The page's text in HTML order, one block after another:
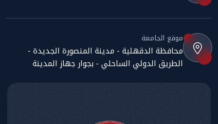
موقع الجامعة
محافظة الدقهلية - مدينة المنصورة الجديدة -
الطريق الدولي الساحلي - بجوار جهاز المدينة